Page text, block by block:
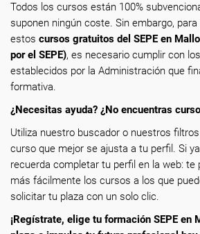
Todos los cursos están 100%
suponen ningún coste. Sin embargo,
estos cursos gratuitos del SEPE en
por el SEPE), es necesario cumplir con
establecidos por la Administración que
formativa.
¿Necesitas ayuda? ¿No encuentras
Utiliza nuestro buscador o nuestros
curso que mejor se ajusta a tu perfil. Si
recuerda completar tu perfil en la web: te
más fácilmente los cursos a los que
solicitar tu plaza con un solo clic.
¡Regístrate, elige tu formación SEPE en